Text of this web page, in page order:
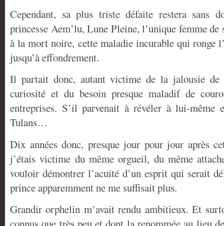
Cependant, sa plus triste défaite restera sans
princesse Aem’lu, Lune Pleine, l’unique femme
à la mort noire, cette maladie incurable qui ronge
jusqu’à effondrement.
Il partait donc, autant victime de la jalousie de
curiosité et du besoin presque maladif de
entreprises. S’il parvenait à révéler à lui-même
Tulans…
Dix années donc, presque jour pour jour après
j’étais victime du même orgueil, du même
vouloir démontrer l’acuité d’un esprit qui serait
prince apparemment ne me suffisait plus.
Grandir orphelin m’avait rendu ambitieux. Et